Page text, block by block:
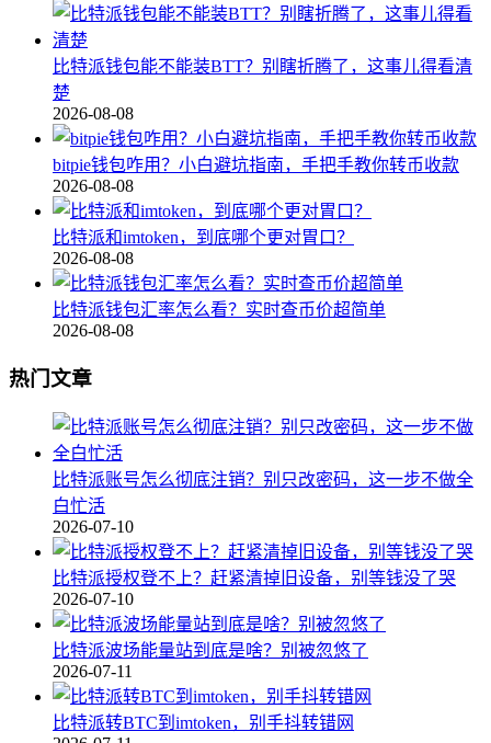
比特派钱包能不能装BTT？别瞎折腾了，这事儿得看清
楚
2026-08-08
bitpie钱包咋用？小白避坑指南，手把手教你转币收款
2026-08-08
比特派和imtoken，到底哪个更对胃口？
2026-08-08
比特派钱包汇率怎么看？实时查币价超简单
2026-08-08
热门文章
比特派账号怎么彻底注销？别只改密码，这一步不做全
白忙活
2026-07-10
比特派授权登不上？赶紧清掉旧设备，别等钱没了哭
2026-07-10
比特派波场能量站到底是啥？别被忽悠了
2026-07-11
比特派转BTC到imtoken，别手抖转错网